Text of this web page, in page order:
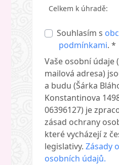
Celkem k úhradě:
Souhlasím s
podmínkami. *
Vaše osobní údaje
mailová adresa)
a budu (Šárka
Konstantinova
06396127) je
zásad ochrany
které vycházejí z
legislativy. Zásady
osobních údajů.